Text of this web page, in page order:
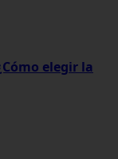
elegir la